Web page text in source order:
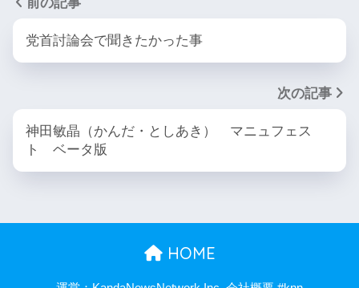
党首討論会で聞きたかった事
次の記事
神田敏晶（かんだ・としあき） マニュフェス
ト ベータ版
HOME